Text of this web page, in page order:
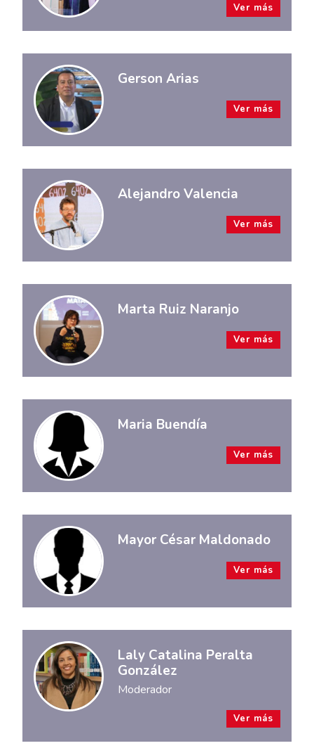
Ver más
Gerson Arias
Ver más
Alejandro Valencia
Ver más
Marta Ruiz Naranjo
Ver más
Maria Buendía
Ver más
Mayor César Maldonado
Ver más
Laly Catalina Peralta
González
Moderador
Ver más